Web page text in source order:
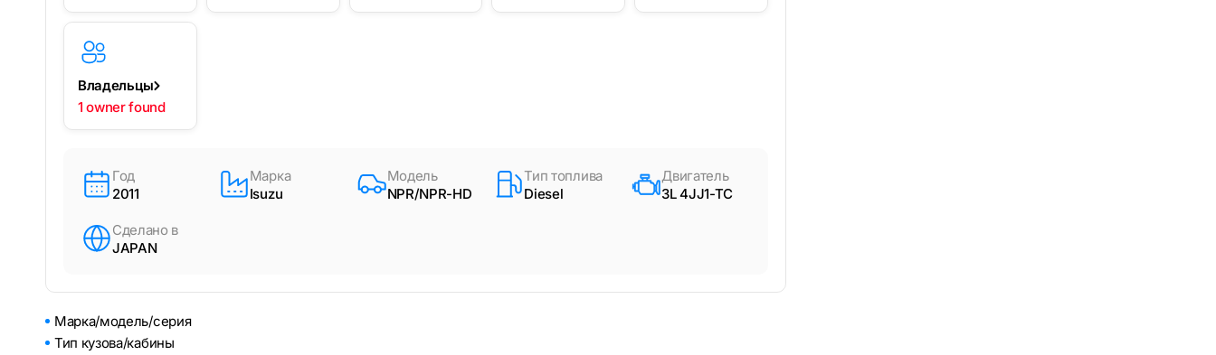
Владельцы
1 owner found
Год
2011
Марка
Isuzu
Модель
NPR/NPR-HD
Тип топлива
Diesel
Двигатель
3L 4JJ1-TC
Сделано в
JAPAN
Марка/модель/серия
Тип кузова/кабины